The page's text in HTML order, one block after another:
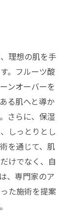
理想の肌を手
。フルーツ酸
ンオーバーを
る肌へと導か
さらに、保湿
しっとりとし
を通じて、肌
けでなく、自
、専門家のア
た施術を提案